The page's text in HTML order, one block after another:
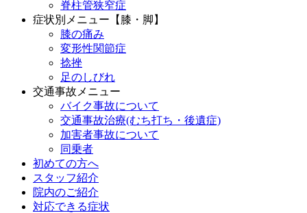
脊柱管狭窄症
症状別メニュー【膝・脚】
膝の痛み
変形性関節症
捻挫
足のしびれ
交通事故メニュー
バイク事故について
交通事故治療(むち打ち・後遺症)
加害者事故について
同乗者
初めての方へ
スタッフ紹介
院内のご紹介
対応できる症状